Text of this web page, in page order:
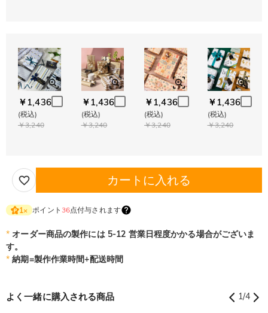
￥1,436
(税込)
￥3,240
￥1,436
(税込)
￥3,240
￥1,436
(税込)
￥3,240
￥1,436
(税込)
￥3,240
カートに入れる
1× ポイント 36点付与されます
* オーダー商品の製作には 5-12 営業日程度かかる場合がございま
す。
* 納期=製作作業時間+配送時間
よく一緒に購入される商品 1/4